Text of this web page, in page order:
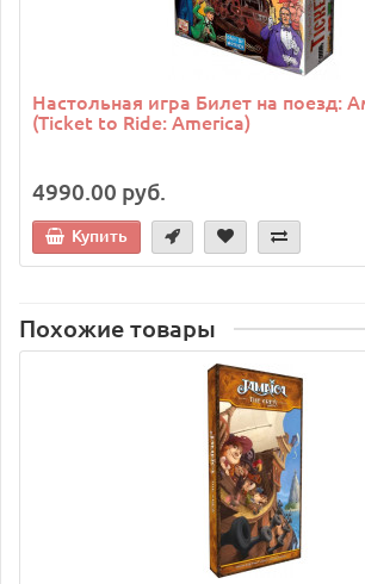
Настольная игра Билет на поезд:
(Ticket to Ride: America)
4990.00 руб.
Купить
Похожие товары